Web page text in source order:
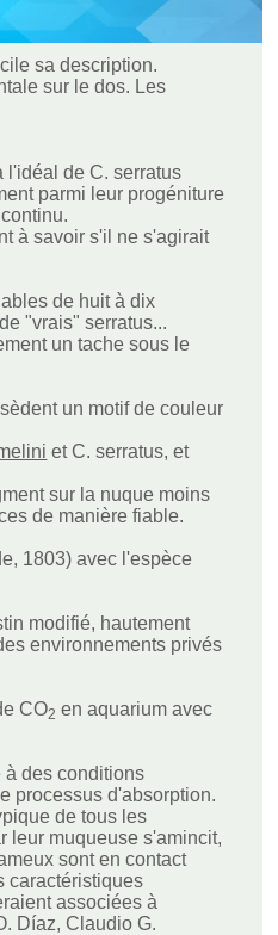
sa description.
sur le dos. Les
l'idéal de C. serratus
parmi leur progéniture
à savoir s'il ne s'agirait
de huit à dix
"vrais" serratus...
un tache sous le
un motif de couleur
et C. serratus, et
sur la nuque moins
de manière fiable.
1803) avec l'espèce
modifié, hautement
environnements privés
CO2 en aquarium avec
à des conditions
processus d'absorption.
de tous les
leur muqueuse s'amincit,
sont en contact
caractéristiques
associées à
Díaz, Claudio G.